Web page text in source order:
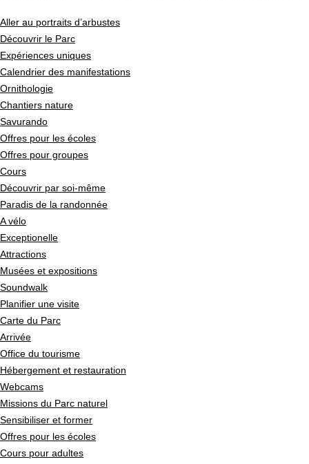
Aller au portraits d’arbustes
Découvrir le Parc
Expériences uniques
Calendrier des manifestations
Ornithologie
Chantiers nature
Savurando
Offres pour les écoles
Offres pour groupes
Cours
Découvrir par soi-même
Paradis de la randonnée
A vélo
Exceptionelle
Attractions
Musées et expositions
Soundwalk
Planifier une visite
Carte du Parc
Arrivée
Office du tourisme
Hébergement et restauration
Webcams
Missions du Parc naturel
Sensibiliser et former
Offres pour les écoles
Cours pour adultes